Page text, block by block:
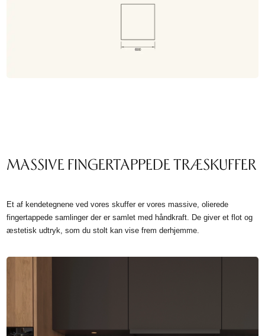
MASSIVE FINGERTAPPEDE TRÆSKUFFER
Et af kendetegnene ved vores skuffer er vores massive, olierede
fingertappede samlinger der er samlet med håndkraft. De giver et flot og
æstetisk udtryk, som du stolt kan vise frem derhjemme.